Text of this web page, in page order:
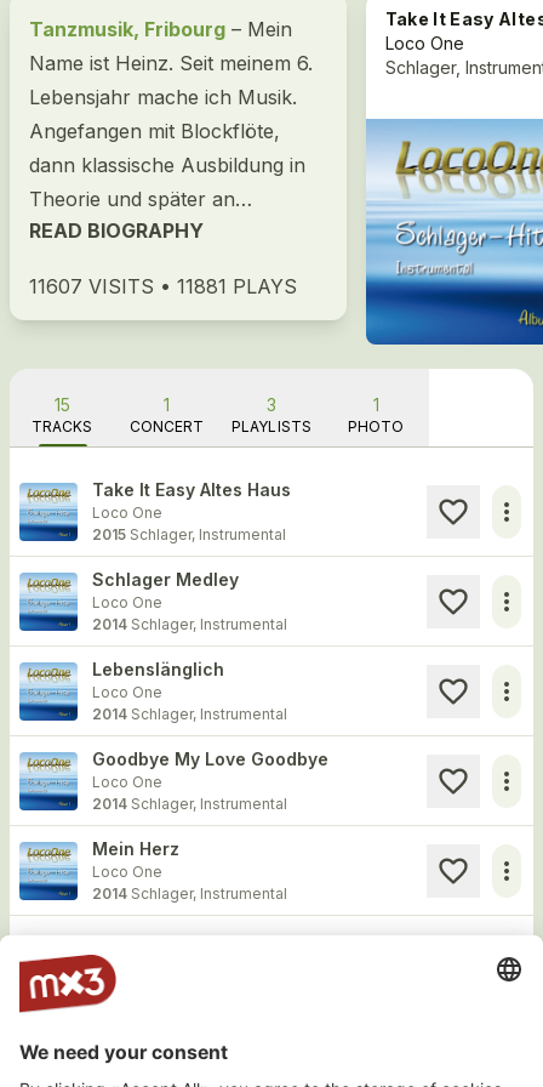
Tanzmusik, Fribourg
Name ist Heinz. Seit meinem 6.
Lebensjahr mache ich Musik.
Angefangen mit Blockflöte,
dann klassische Ausbildung in
Theorie und später an
Instrumenten. Zuerst Trompete,
READ BIOGRAPHY
11607 VISITS • 11881 PLAYS
Take It Easy Altes
Loco One
Schlager,
15
TRACKS
1
CONCERT
3
PLAYLISTS
1
PHOTO
Take It Easy Altes Haus
Loco One
2015 Schlager, Instrumental
more_horiz
Schlager Medley
Loco One
2014 Schlager, Instrumental
more_horiz
Lebenslänglich
Loco One
2014 Schlager, Instrumental
more_horiz
Goodbye My Love Goodbye
Loco One
2014 Schlager, Instrumental
more_horiz
Mein Herz
Loco One
2014 Schlager, Instrumental
more_horiz